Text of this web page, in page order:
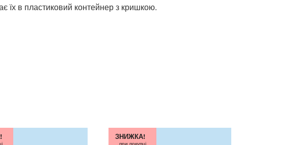
їх в пластиковий контейнер з кришкою.
ЗНИЖКА!
при покупці